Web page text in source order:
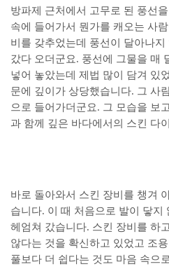
방파제 근처에서 고무로 된 풍선
속에 들어가서 뭔가를 캐오는 사
비를 갖추었는데 풍선이 달아나
갔다 오더군요. 풍선에 그물을 매
넣어 놓았는데 제법 많이 담겨 있
문에 깊이가 상당했습니다. 그 사
으로 들어가더군요. 그 모습을 보
과 함께 깊은 바다에서의 스킨 다
바로 돌아와서 스킨 장비를 챙겨
습니다. 이 때 처음으로 발이 닿지
헤엄쳐 갔습니다. 스킨 장비를 하
않다는 것을 확신하고 있었고 조
풀보다 더 쉽다는 것도 마음 속으